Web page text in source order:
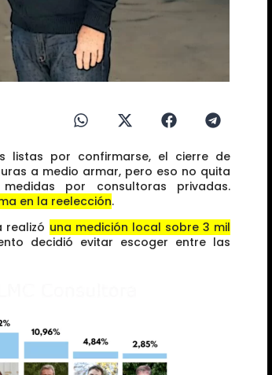
listas por confirmarse, el cierre de
a medio armar, pero eso no quita
por consultoras privadas.
en la reelección.
realizó una medición local sobre 3 mil
decidió evitar escoger entre las